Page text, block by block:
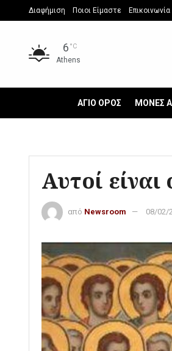
Διαφήμιση Ποιοι Είμαστε Επικοινωνία
6 °C
Athens
ΑΓΙΟ ΟΡΟΣ ΜΟΝΕΣ
Αυτοί
από Newsroom 08/02/